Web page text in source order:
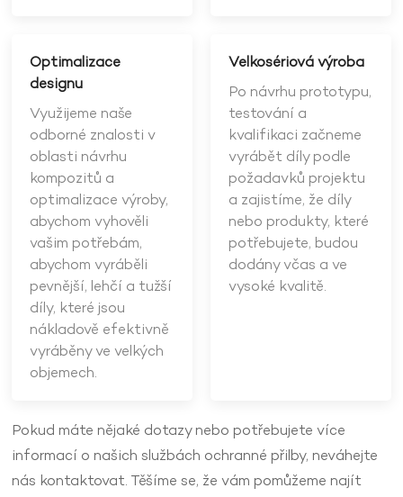
Optimalizace
designu
Využijeme naše
odborné znalosti v
oblasti návrhu
kompozitů a
optimalizace výroby,
abychom vyhověli
vašim potřebám,
abychom vyráběli
pevnější, lehčí a tužší
díly, které jsou
nákladově efektivně
vyráběny ve velkých
objemech.
Velkosériová výroba
Po návrhu prototypu,
testování a
kvalifikaci začneme
vyrábět díly podle
požadavků projektu
a zajistíme, že díly
nebo produkty, které
potřebujete, budou
dodány včas a ve
vysoké kvalitě.
Pokud máte nějaké dotazy nebo potřebujete více
informací o našich službách ochranné přilby, neváhejte
nás kontaktovat. Těšíme se, že vám pomůžeme najít